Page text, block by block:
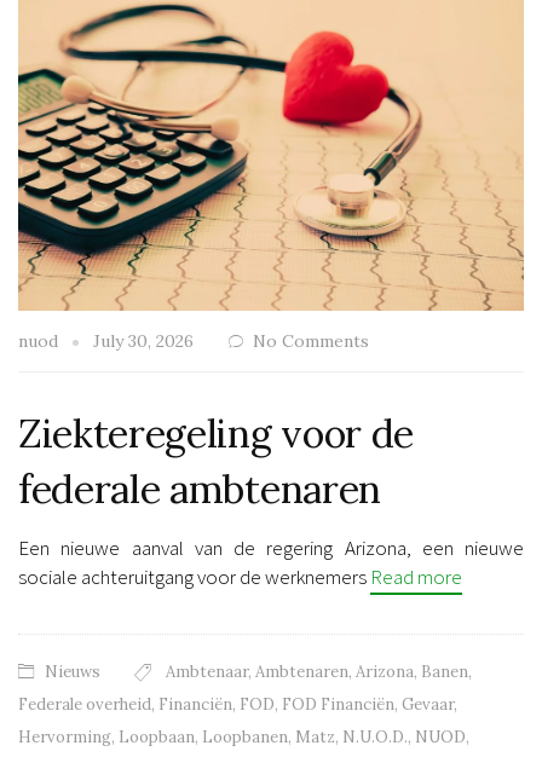
nuod July 30, 2026 No Comments
Ziekteregeling voor de
federale ambtenaren
Een nieuwe aanval van de regering Arizona, een nieuwe
sociale achteruitgang voor de werknemers Read more
Nieuws Ambtenaar, Ambtenaren, Arizona, Banen,
Federale overheid, Financiën, FOD, FOD Financiën, Gevaar,
Hervorming, Loopbaan, Loopbanen, Matz, N.U.O.D., NUOD,